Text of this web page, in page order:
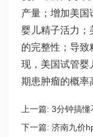
产量；增加美国
婴儿精子活力；
的完整性；导
现，美国试管婴
期患肿瘤的概率
上一篇: 3分钟搞懂
不同
下一篇: 济南九价